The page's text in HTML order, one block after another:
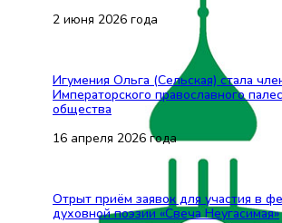
2 июня 2026 года
Игумения Ольга (Сельская) стала
Императорского православного
общества
16 апреля 2026 года
Отрыт приём заявок для участия в
духовной поэзии «Свеча Неугасимая»